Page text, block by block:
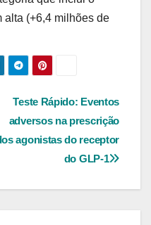
alta (+6,4 milhões de
Teste Rápido: Eventos
adversos na prescrição
agonistas do receptor
do GLP-1